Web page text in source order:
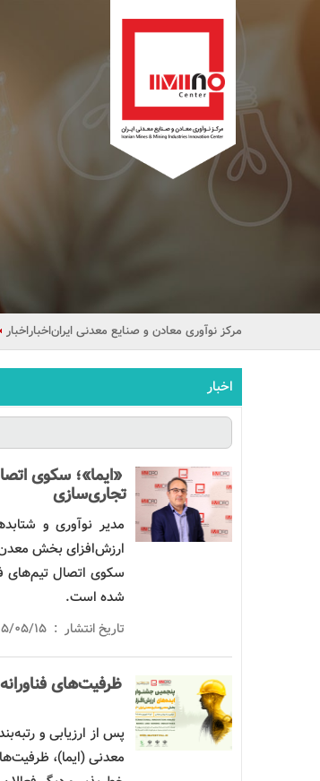
مرکز نوآوری معادن و صنایع معدنی ایراناخباراخبار
اخبار
«ایما»؛ سکوی
تجاری‌سازی
سکوی اتصال تیم‌های
شده است.
تاریخ انتشار : ۱۴۰۵/۰۵/۱۵
ظرفیت‌های
پس از ارزیابی و
معدنی (ایما)،